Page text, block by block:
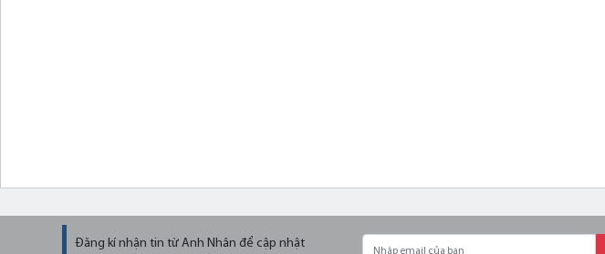
Đăng kí nhận tin từ Anh Nhân để cập nhật